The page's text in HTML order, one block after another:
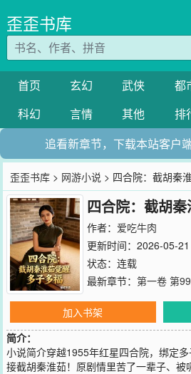
歪歪书库
首页 玄幻 武侠 都
科幻
言情 其他 排
追看新章节，下载本站客户
歪歪书库 > 网游小说 > 四合院：截胡秦
四合院：截胡
作者： 爱吃牛肉
更新时间：2026-05-
状态：连载
最新章节： 第一卷 第
加入书架
简介：
小说简介穿越1955年红星四合院，绑定
接截胡秦淮茹！原剧情里苦了一辈子、被